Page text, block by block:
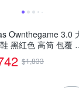
Ownthegame 3.0
黑紅色 高筒 包覆
耐磨 緩震 籃球鞋 JQ7
$1,833